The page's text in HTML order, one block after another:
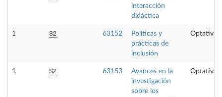
interacción
didáctica
1 S2 63152
Políticas y
prácticas de
inclusión
Optativa
1 S2 63153
Avances en la
investigación
sobre los
Optativa